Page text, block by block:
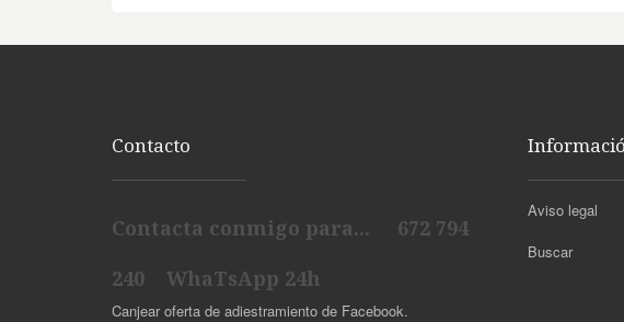
Contacto
Contacta conmigo para... 672 794
240 WhaTsApp 24h
Canjear oferta de adiestramiento de Facebook.
Aviso legal
Buscar